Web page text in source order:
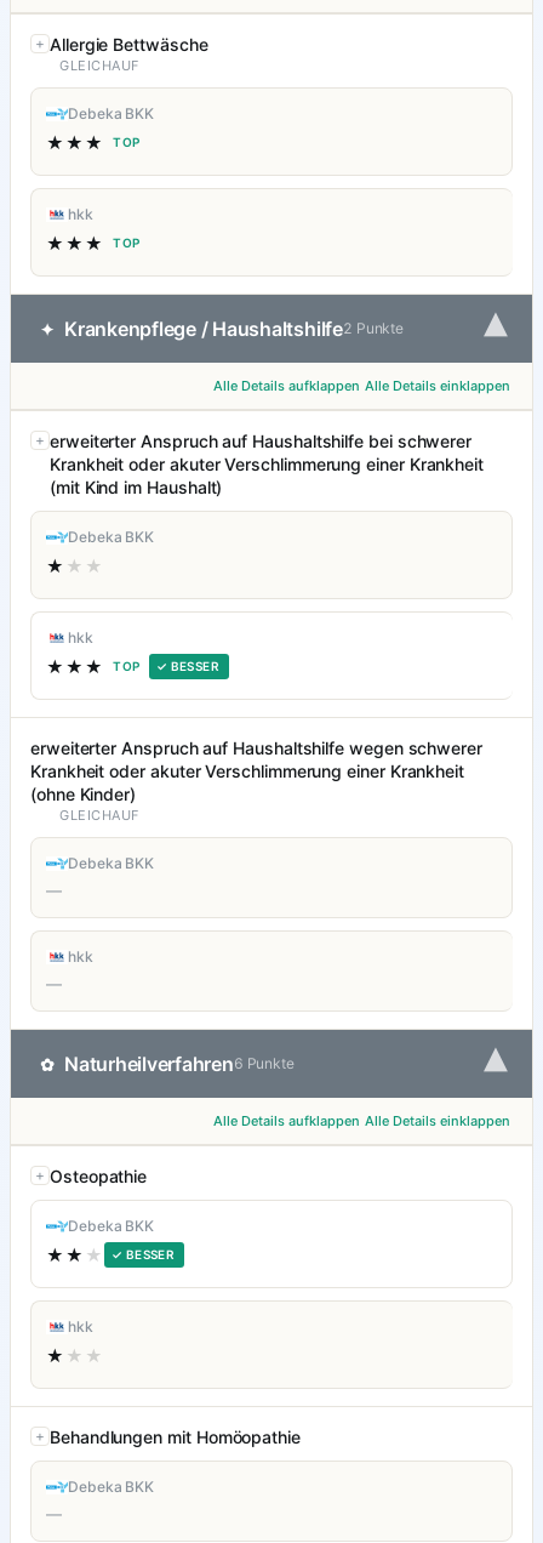
Allergie Bettwäsche
GLEICHAUF
Debeka BKK
★★★ TOP
hkk
★★★ TOP
✦ Krankenpflege / Haushaltshilfe2 Punkte ▾
Alle Details aufklappen Alle Details einklappen
erweiterter Anspruch auf Haushaltshilfe bei schwerer
Krankheit oder akuter Verschlimmerung einer Krankheit
(mit Kind im Haushalt)
Debeka BKK
★ ★★
hkk
★★★ TOP ✓ BESSER
erweiterter Anspruch auf Haushaltshilfe wegen schwerer
Krankheit oder akuter Verschlimmerung einer Krankheit
(ohne Kinder)
GLEICHAUF
Debeka BKK
—
hkk
—
✿ Naturheilverfahren6 Punkte ▾
Alle Details aufklappen Alle Details einklappen
Osteopathie
Debeka BKK
★★ ★ ✓ BESSER
hkk
★ ★★
Behandlungen mit Homöopathie
Debeka BKK
—